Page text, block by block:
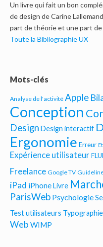
Un livre qui fait un bon
de design de Carine
part de théorie et une part
Toute la Bibliographie UX
Mots-clés
Analyse de l'activité Apple
Conception
Design Design interactif
Ergonomie Erreur
Expérience utilisateur
Freelance Google TV
iPad iPhoneLivre
ParisWeb Psychologie
Test utilisateurs Typographie
Web WIMP